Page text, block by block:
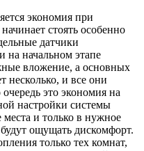
экономия при
стоять особенно
датчики
на начальном этапе
вложение, а основных
несколько, и все они
это экономия на
настройки системы
и только в нужное
ощущать дискомфорт.
только тех комнат,